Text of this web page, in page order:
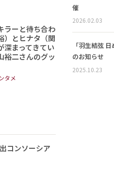
ラーと待ち合わ
）とヒナタ（関
深まってきてい
裕二さんのグッ
タメ
コンソーシア
催
2026.02.03
「羽生結弦
のお知らせ
2025.10.23